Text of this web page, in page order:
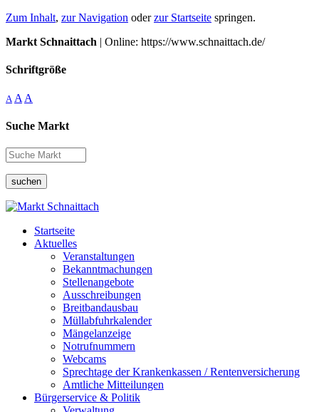
Zum Inhalt, zur Navigation oderzur Startseite springen.
Markt Schnaittach | Online: https://www.schnaittach.de/
Schriftgröße
A A A
Suche Markt
suchen
Startseite
Aktuelles
Veranstaltungen
Bekanntmachungen
Stellenangebote
Ausschreibungen
Breitbandausbau
Müllabfuhrkalender
Mängelanzeige
Notrufnummern
Webcams
Sprechtage der Krankenkassen / Rentenversicherung
Amtliche Mitteilungen
Bürgerservice & Politik